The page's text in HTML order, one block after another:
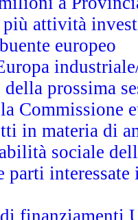
attività
europeo
prossima
Commissione
in materia di
sociale
parti
finanziamenti